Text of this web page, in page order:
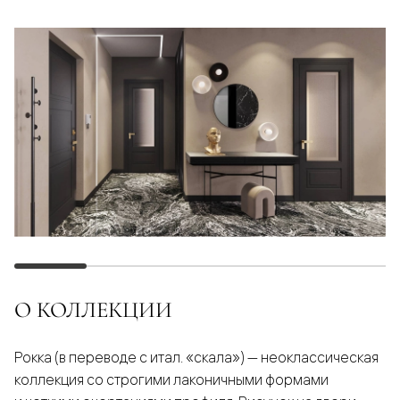
О КОЛЛЕКЦИИ
Рокка (в переводе с итал. «скала») — неоклассическая
коллекция со строгими лаконичными формами